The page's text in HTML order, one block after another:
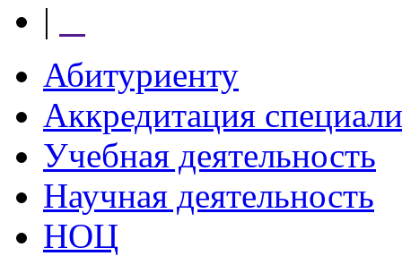
|
Абитуриенту
Аккредитация
Учебная деятельность
Научная деятельность
НОЦ